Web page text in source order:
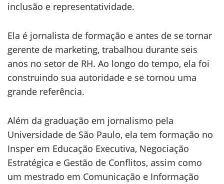
inclusão e representatividade.
Ela é jornalista de formação e antes de se tornar
gerente de marketing, trabalhou durante seis
anos no setor de RH. Ao longo do tempo, ela foi
construindo sua autoridade e se tornou uma
grande referência.
Além da graduação em jornalismo pela
Universidade de São Paulo, ela tem formação no
Insper em Educação Executiva, Negociação
Estratégica e Gestão de Conflitos, assim como
um mestrado em Comunicação e Informação